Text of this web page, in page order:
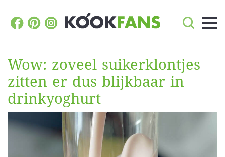
Wow: zoveel suikerklontjes
zitten er dus blijkbaar in
drinkyoghurt